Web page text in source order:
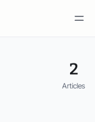
2
Articles